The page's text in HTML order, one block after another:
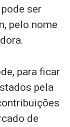
ser
pelo nome
para ficar
pela
de